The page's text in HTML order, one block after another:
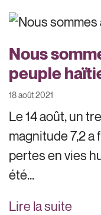
Nous
peuple
18 août 2021
Le 14 août, un
magnitude 7,2 a
pertes en vies
été...
Lire la suite